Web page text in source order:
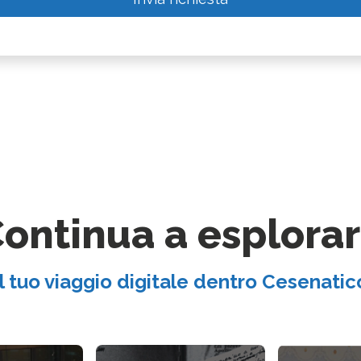
a
tuo viaggio digitale dentro